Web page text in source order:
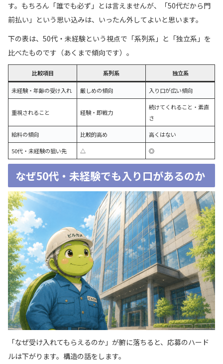
す。もちろん「誰でも必ず」とは言えませんが、「50代だから門
前払い」という思い込みは、いったん外してよいと思います。
下の表は、50代・未経験という視点で「系列系」と「独立系」を
比べたものです（あくまで傾向です）。
比較項目 系列系 独立系
未経験・年齢の受け入れ 厳しめの傾向 入り口が広い傾向
重視されること 経験・即戦力
続けてくれること・素直
さ
給料の傾向 比較的高め 高くはない
50代・未経験の狙い先 △ ◎
なぜ50代・未経験でも入り口があるのか
「なぜ受け入れてもらえるのか」が腑に落ちると、応募のハード
ルは下がります。構造の話をします。